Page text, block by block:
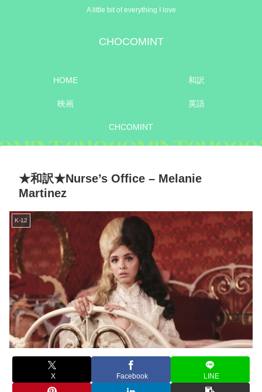
A little bit of everything I love
CHOCOMINT
HOME 和訳
映画 英語
CHCOMINT
★和訳★Nurse’s Office – Melanie
Martinez
K-12
X Facebook LINE